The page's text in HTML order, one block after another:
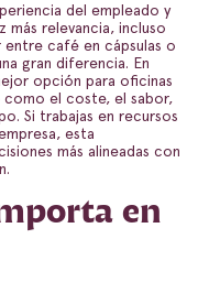
del empleado y
relevancia, incluso
café en cápsulas o
gran diferencia. En
opción para oficinas
como el coste, el sabor,
Si trabajas en recursos
esta
más alineadas con
en